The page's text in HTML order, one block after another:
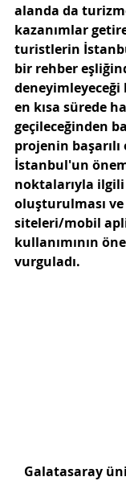
alanda da
kazanımlar
turistlerin
bir rehber
deneyimleyeceği
en kısa sürede
geçileceğinden
projenin
İstanbul'un
noktalarıyla
oluşturulması
siteleri/mobil
kullanımının
vurguladı.
Galatasaray